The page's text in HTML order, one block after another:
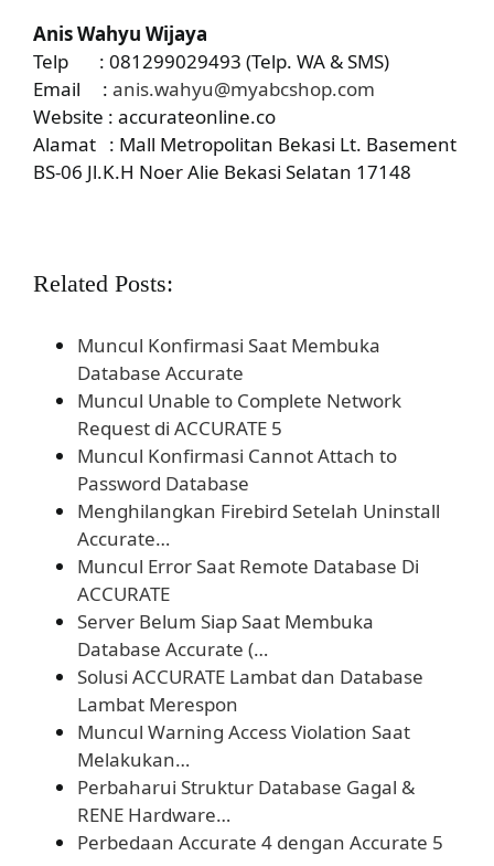
Anis Wahyu Wijaya
Telp : 081299029493 (Telp. WA & SMS)
Email : anis.wahyu@myabcshop.com
Website : accurateonline.co
Alamat : Mall Metropolitan Bekasi Lt. Basement
BS-06 Jl.K.H Noer Alie Bekasi Selatan 17148
Related Posts:
Muncul Konfirmasi Saat Membuka
Database Accurate
Muncul Unable to Complete Network
Request di ACCURATE 5
Muncul Konfirmasi Cannot Attach to
Password Database
Menghilangkan Firebird Setelah Uninstall
Accurate…
Muncul Error Saat Remote Database Di
ACCURATE
Server Belum Siap Saat Membuka
Database Accurate (…
Solusi ACCURATE Lambat dan Database
Lambat Merespon
Muncul Warning Access Violation Saat
Melakukan…
Perbaharui Struktur Database Gagal &
RENE Hardware…
Perbedaan Accurate 4 dengan Accurate 5